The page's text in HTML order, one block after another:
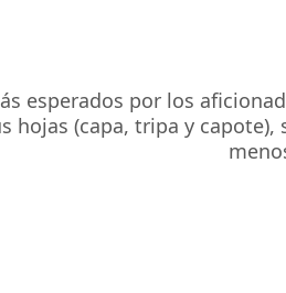
esperados por los
hojas (capa, tripa y